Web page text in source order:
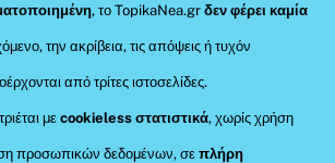
, το TopikaNea.grδεν φέρει καμία
την ακρίβεια, τις απόψεις ή τυχόν
από τρίτες ιστοσελίδες.
μεcookieless στατιστικά, χωρίς χρήση
προσωπικών δεδομένων, σεπλήρη